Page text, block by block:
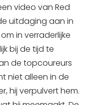
video van Red
uitdaging aan in
in verraderlijke
bij de tijd te
de topcoureurs
niet alleen in de
hij verpulvert hem.